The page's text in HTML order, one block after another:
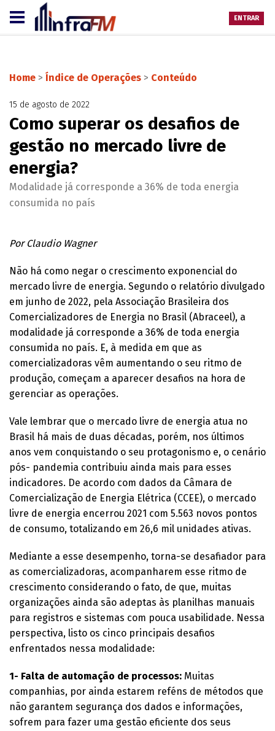
ENTRAR
Home > Índice de Operações > Conteúdo
15 de agosto de 2022
Como superar os desafios de
gestão no mercado livre de
energia?
Modalidade já corresponde a 36% de toda energia
consumida no país
Por Claudio Wagner
Não há como negar o crescimento exponencial do
mercado livre de energia. Segundo o relatório divulgado
em junho de 2022, pela Associação Brasileira dos
Comercializadores de Energia no Brasil (Abraceel), a
modalidade já corresponde a 36% de toda energia
consumida no país. E, à medida em que as
comercializadoras vêm aumentando o seu ritmo de
produção, começam a aparecer desafios na hora de
gerenciar as operações.
Vale lembrar que o mercado livre de energia atua no
Brasil há mais de duas décadas, porém, nos últimos
anos vem conquistando o seu protagonismo e, o cenário
pós- pandemia contribuiu ainda mais para esses
indicadores. De acordo com dados da Câmara de
Comercialização de Energia Elétrica (CCEE), o mercado
livre de energia encerrou 2021 com 5.563 novos pontos
de consumo, totalizando em 26,6 mil unidades ativas.
Mediante a esse desempenho, torna-se desafiador para
as comercializadoras, acompanharem esse ritmo de
crescimento considerando o fato, de que, muitas
organizações ainda são adeptas às planilhas manuais
para registros e sistemas com pouca usabilidade. Nessa
perspectiva, listo os cinco principais desafios
enfrentados nessa modalidade:
1- Falta de automação de processos: Muitas
companhias, por ainda estarem reféns de métodos que
não garantem segurança dos dados e informações,
sofrem para fazer uma gestão eficiente dos seus